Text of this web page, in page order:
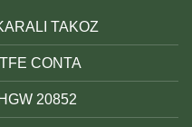
TAKOZ
CONTA
20852